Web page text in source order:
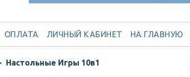
ОПЛАТА ЛИЧНЫЙ КАБИНЕТ НА ГЛАВНУЮ
Настольные Игры 10в1